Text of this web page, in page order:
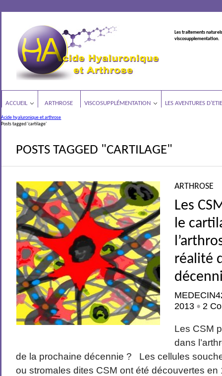
Les traitements
viscosupplementation.
ACCUEIL ARTHROSE VISCOSUPPLÉMENTATION LES AVENTURES
Acide hyaluronique et arthrose
Posts tagged 'cartilage'
POSTS TAGGED "CARTILAGE"
ARTHROSE
Les
le
réalité
2013 •2
Les CSM
dans
de la prochaine décennie ? Les cellules
ou stromales dites CSM ont été découvertes